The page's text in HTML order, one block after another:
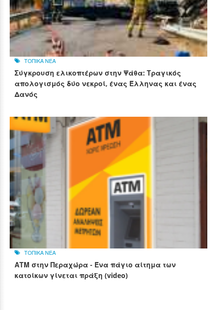
ΤΟΠΙΚΑ ΝΕΑ
Σύγκρουση ελικοπτέρων στην Ψάθα: Τραγικός
απολογισμός δύο νεκροί, ένας Έλληνας και ένας
Δανός
ΤΟΠΙΚΑ ΝΕΑ
ΑΤΜ στην Περαχώρα - Ένα πάγιο αίτημα των
κατοίκων γίνεται πράξη (video)